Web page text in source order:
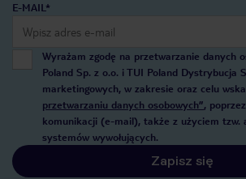
E-MAIL*
Wyrażam zgodę na przetwarzanie danych
Poland Sp. z o.o. i TUI Poland Dystrybucja
marketingowych, w zakresie oraz celu
przetwarzaniu danych osobowych”,
komunikacji (e-mail), także z użyciem tzw.
systemów wywołujących.
Zapisz się